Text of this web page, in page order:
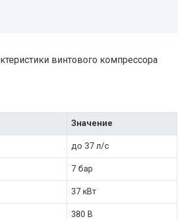
винтового компрессора
Значение
до 37 л/с
7 бар
37 кВт
380 В